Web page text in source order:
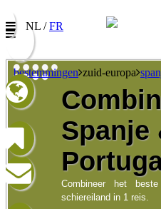
NL /FR
Vul uw e-mail adres
ontvangen
Naam:
bestemmingen zuid-europa
Spanje
Combineer het
schiereiland in 1 reis.